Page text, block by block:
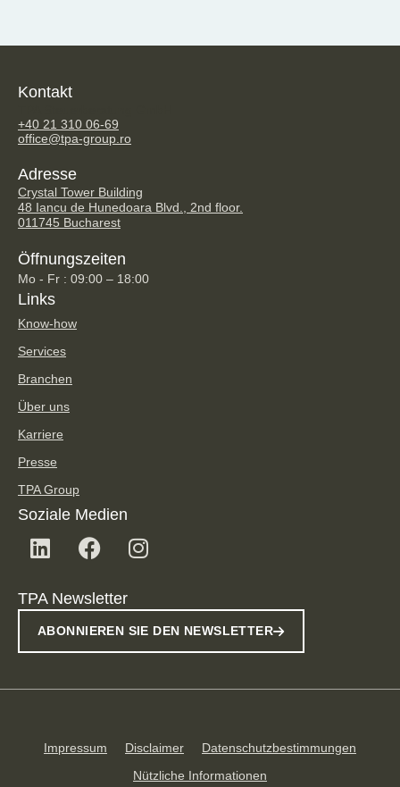
Kontakt
+40 21 310 06-69
office@tpa-group.ro
Adresse
Crystal Tower Building
48 Iancu de Hunedoara Blvd., 2nd floor.
011745 Bucharest
Öffnungszeiten
Mo - Fr : 09:00 – 18:00
Links
Know-how
Services
Branchen
Über uns
Karriere
Presse
TPA Group
Soziale Medien
TPA Newsletter
ABONNIEREN SIE DEN NEWSLETTER
Impressum Disclaimer
Datenschutzbestimmungen
Nützliche Informationen